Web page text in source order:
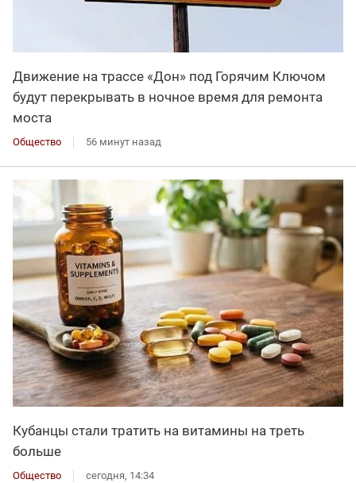
Движение на трассе «Дон» под Горячим Ключом
будут перекрывать в ночное время для ремонта
моста
Общество 56 минут назад
Кубанцы стали тратить на витамины на треть
больше
Общество сегодня, 14:34